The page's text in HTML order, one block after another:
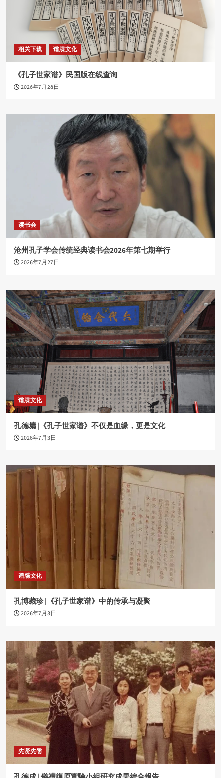
相关下载 谱牒文化
《孔子世家谱》民国版在线查询
2026年7月28日
读书会
沧州孔子学会传统经典读书会2026年第七期举行
2026年7月27日
谱牒文化
孔德墉 |《孔子世家谱》不仅是血缘，更是文化
2026年7月3日
谱牒文化
孔博藏珍 |《孔子世家谱》中的传承与凝聚
2026年7月3日
先贤先儒